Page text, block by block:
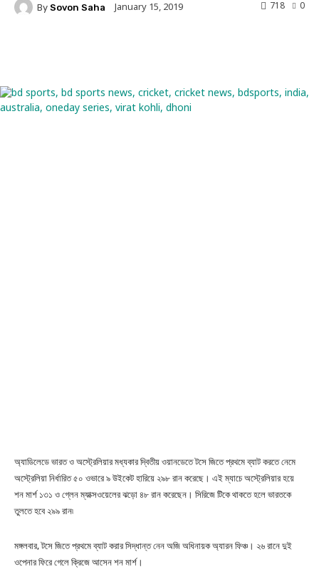
By Sovon Saha January 15, 2019 0
718
অ্যাডিলেডে ভারত ও অস্ট্রেলিয়ার মধ্যকার দ্বিতীয় ওয়ানডেতে টসে জিতে প্রথমে ব্যাট করতে নেমে
অস্ট্রেলিয়া নির্ধারিত ৫০ ওভারে ৯ উইকেট হারিয়ে ২৯৮ রান করেছে। এই ম্যাচে অস্ট্রেলিয়ার হয়ে
শন মার্শ ১৩১ ও গ্লেন ম্যাক্সওয়েলের ঝড়ো ৪৮ রান করেছেন। সিরিজে টিকে থাকতে হলে ভারতকে
তুলতে হবে ২৯৯ রান৷
মঙ্গলবার, টসে জিতে প্রথমে ব্যাট করার সিদ্ধান্ত নেন অজি অধিনায়ক অ্যারন ফিঞ্চ। ২৬ রানে দুই
ওপেনার ফিরে গেলে ক্রিজে আসেন শন মার্শ।